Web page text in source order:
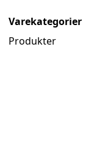
Varekategorier
Produkter